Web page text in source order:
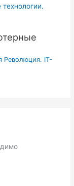
Революция. IT-